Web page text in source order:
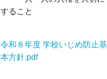
すること
令和８年度 学校いじめ防止基
本方針.pdf